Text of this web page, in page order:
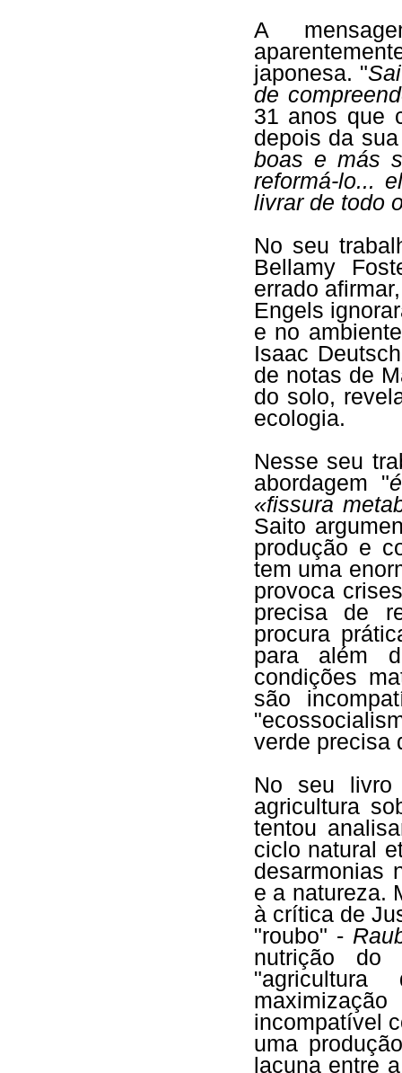
A
japonesa. "
de
31 anos que
depois da
boas e más
reformá-lo...
livrar de todo
No seu
Bellamy
errado
Engels
e no
Isaac
de notas de
do solo,
ecologia.
Nesse seu
abordagem "
«fissura
Saito
produção e
tem uma
provoca
precisa de
procura
para além
condições
são
verde precisa
No seu
agricultura
tentou
ciclo natural
desarmonias
e a natureza.
à crítica de
"roubo" -
nutrição do
incompatível
uma
lacuna entre